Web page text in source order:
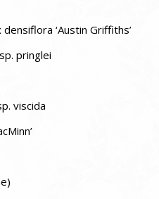
‘Austin Griffiths’
pringlei
viscida
MacMinn’